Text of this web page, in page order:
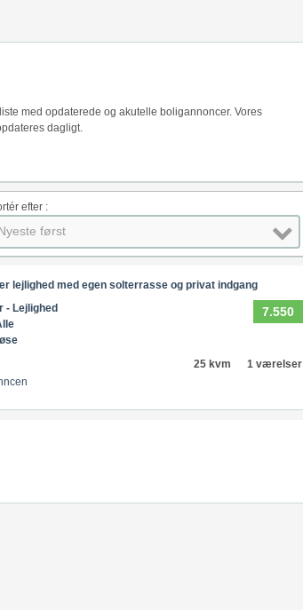
med opdaterede og akutelle boligannoncer. Vores
dagligt.
efter :
først
lejlighed med egen solterrasse og privat indgang
7.550
- Lejlighed
25 kvm
1 værelser